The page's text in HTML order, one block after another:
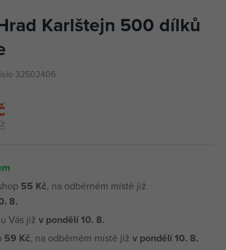
Karlštejn 500 dílků
32502406
55 Kč, na odběrném místě již
8.
Vás již v pondělí 10. 8.
59 Kč, na odběrném místě již v pondělí 10. 8.